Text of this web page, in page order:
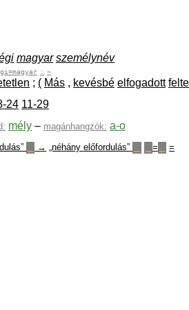
magyar személynév
: ~
; ( Más , kevésbé elfogadott
24 11-29
mély – magánhangzók: a-o
→ „néhány előfordulás” = =